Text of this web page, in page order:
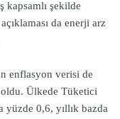
kapsamlı şekilde
da enerji arz
enflasyon verisi de
Ülkede Tüketici
yüzde 0,6, yıllık bazda